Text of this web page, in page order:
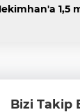
1,5
Bizi Takip